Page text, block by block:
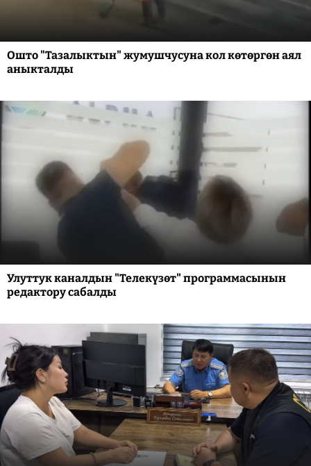
Ошто "Тазалыктын" жумушчусуна кол көтөргөн аял
аныкталды
Улуттук каналдын "Телекүзөт" программасынын
редактору сабалды